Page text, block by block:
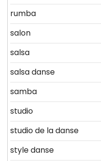
rumba
salon
salsa
salsa danse
samba
studio
studio de la danse
style danse